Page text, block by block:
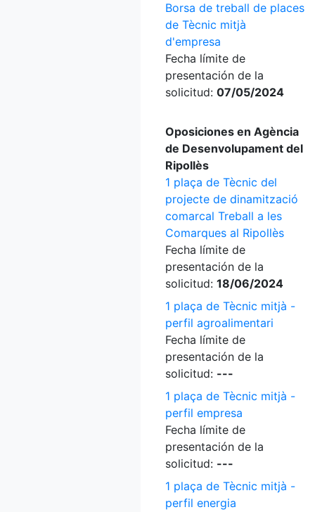
Borsa de treball de places
de Tècnic mitjà
d'empresa
Fecha límite de
presentación de la
solicitud: 07/05/2024
Oposiciones en Agència
de Desenvolupament del
Ripollès
1 plaça de Tècnic del
projecte de dinamització
comarcal Treball a les
Comarques al Ripollès
Fecha límite de
presentación de la
solicitud: 18/06/2024
1 plaça de Tècnic mitjà -
perfil agroalimentari
Fecha límite de
presentación de la
solicitud: ---
1 plaça de Tècnic mitjà -
perfil empresa
Fecha límite de
presentación de la
solicitud: ---
1 plaça de Tècnic mitjà -
perfil energia